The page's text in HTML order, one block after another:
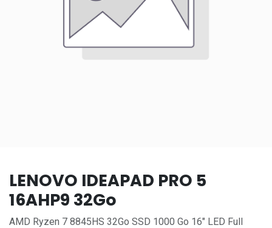
LENOVO IDEAPAD PRO 5
16AHP9 32Go
AMD Ryzen 7 8845HS 32Go SSD 1000 Go 16" LED Full